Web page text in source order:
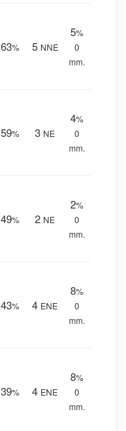
63% 5 NNE
5%
0
mm.
59% 3 NE
4%
0
mm.
49% 2 NE
2%
0
mm.
43% 4 ENE
8%
0
mm.
39% 4 ENE
8%
0
mm.